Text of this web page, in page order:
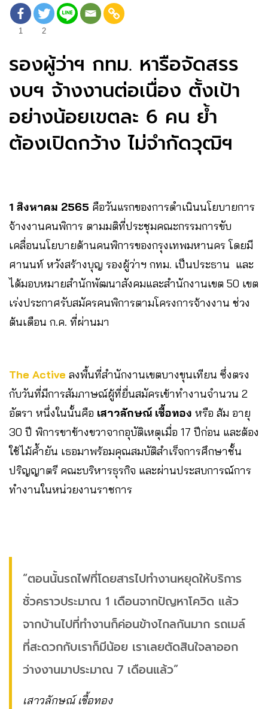
1 2
รองผู้ว่าฯ กทม. หารือจัดสรร
งบฯ จ้างงานต่อเนื่อง ตั้งเป้า
อย่างน้อยเขตละ 6 คน ย้ำ
ต้องเปิดกว้าง ไม่จำกัดวุฒิฯ
1 สิงหาคม 2565 คือวันแรกของการดำเนินนโยบายการ
จ้างงานคนพิการ ตามมติที่ประชุมคณะกรรมการขับ
เคลื่อนนโยบายด้านคนพิการของกรุงเทพมหานคร โดยมี
ศานนท์ หวังสร้างบุญ รองผู้ว่าฯ กทม. เป็นประธาน และ
ได้มอบหมายสำนักพัฒนาสังคมและสำนักงานเขต 50 เขต
เร่งประกาศรับสมัครคนพิการตามโครงการจ้างงาน ช่วง
ต้นเดือน ก.ค. ที่ผ่านมา
The Active ลงพื้นที่สำนักงานเขตบางขุนเทียน ซึ่งตรง
กับวันที่มีการสัมภาษณ์ผู้ที่ยื่นสมัครเข้าทำงานจำนวน 2
อัตรา หนึ่งในนั้นคือ เสาวลักษณ์ เชื้อทอง หรือ ส้ม อายุ
30 ปี พิการขาข้างขวาจากอุบัติเหตุเมื่อ 17 ปีก่อน และต้อง
ใช้ไม้ค้ำยัน เธอมาพร้อมคุณสมบัติสำเร็จการศึกษาชั้น
ปริญญาตรี คณะบริหารธุรกิจ และผ่านประสบการณ์การ
ทำงานในหน่วยงานราชการ
“ตอนนั้นรถไฟที่โดยสารไปทำงานหยุดให้บริการ
ชั่วคราวประมาณ 1 เดือนจากปัญหาโควิด แล้ว
จากบ้านไปที่ทำงานก็ค่อนข้างไกลกันมาก รถเมล์
ที่สะดวกกับเราก็มีน้อย เราเลยตัดสินใจลาออก
ว่างงานมาประมาณ 7 เดือนแล้ว”
เสาวลักษณ์ เชื้อทอง